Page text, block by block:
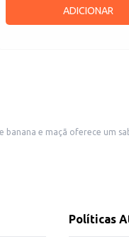
ADICIONAR
desde o consumo
Políticas